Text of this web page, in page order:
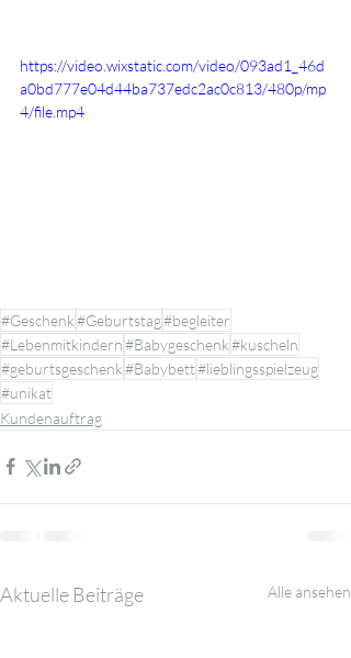
https://video.wixstatic.com/video/093ad1_46d
a0bd777e04d44ba737edc2ac0c813/480p/mp
4/file.mp4
#Geschenk#Geburtstag#begleiter
#Lebenmitkindern#Babygeschenk#kuscheln
#geburtsgeschenk#Babybett#lieblingsspielzeug
#unikat
Kundenauftrag
Aktuelle Beiträge Alle ansehen